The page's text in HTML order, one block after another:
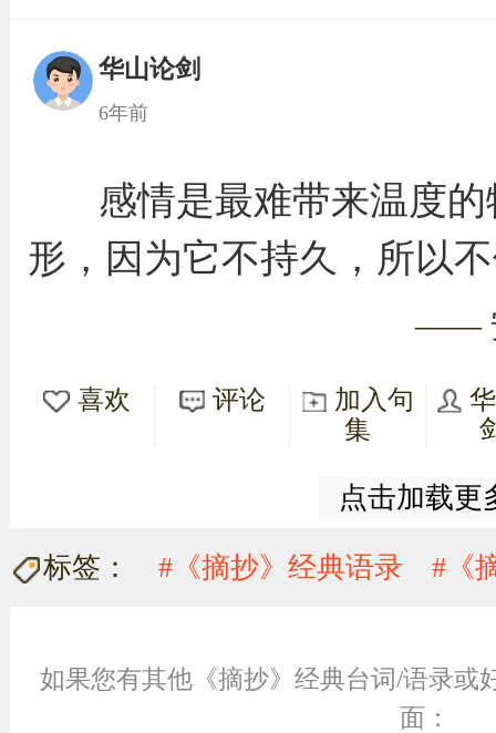
华山论剑
6年前
感情是最难带来温度
形，因为它不持久，所以
——
喜欢 评论
加入句
集
点击加载更
标签： #《摘抄》经典语录 #《
如果您有其他《摘抄》经典台词/语录或
面：